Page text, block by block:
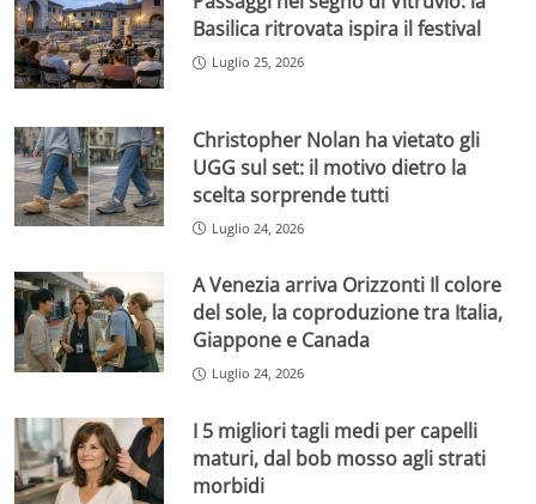
Basilica ritrovata ispira il festival
Luglio 25, 2026
Christopher Nolan ha vietato gli
UGG sul set: il motivo dietro la
scelta sorprende tutti
Luglio 24, 2026
A Venezia arriva Orizzonti Il colore
del sole, la coproduzione tra Italia,
Giappone e Canada
Luglio 24, 2026
I 5 migliori tagli medi per capelli
maturi, dal bob mosso agli strati
morbidi